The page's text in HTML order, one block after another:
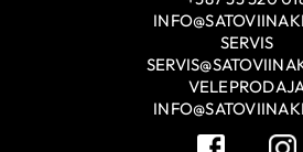
SERVIS